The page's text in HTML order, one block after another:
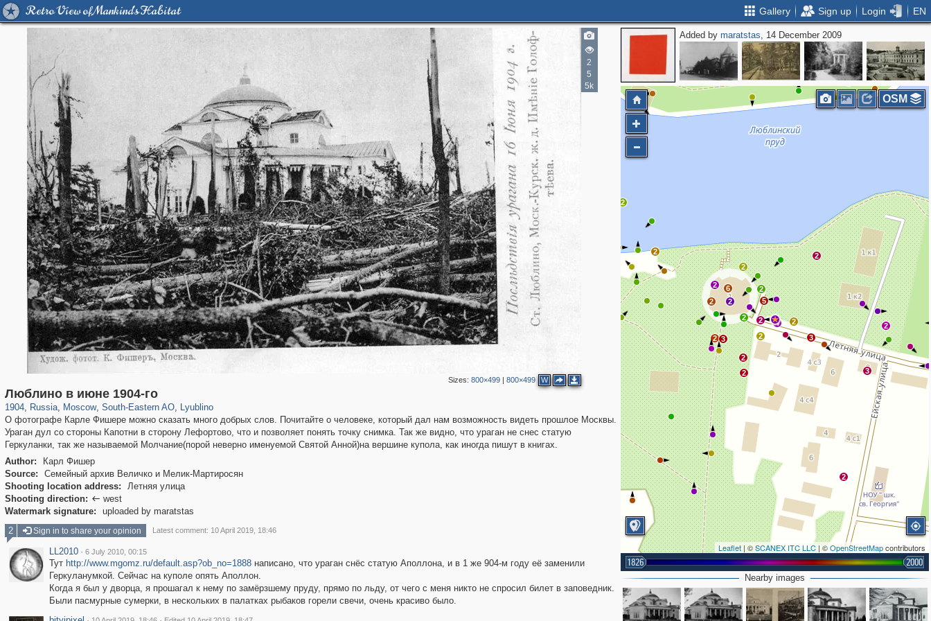
Retro View of Mankind's Habitat Gallery Sign up Login EN
2
5
5k
Sizes: 800×499| 800×499 W
Люблино в июне 1904-го
1904, Russia
1,406,257 29,243
, Moscow
319,779 8,286
, South-Eastern AO
11,379 197
, Lyublino
О фотографе Карле Фишере можно сказать много добрых слов. Почитайте о человеке, который дал нам возможность видеть прошлое Москвы.
Ураган дул со стороны Капотни в сторону Лефортово, что и позволяет понять точку снимка. Так же видно, что ураган не снес статую
Геркуланки, так же называемой Молчание(порой неверно именуемой Святой Анной)на вершине купола, как иногда пишут в книгах.
Author:
Карл Фишер
Source:
Семейный архив Величко и Мелик-Мартиросян
Shooting location address:
Летняя улица
Shooting direction:  west
Watermark signature:
uploaded by maratstas
Added bymaratstas, 14 December 2009
2
2
2
2
2 3
2
4
5
2
2
2
2
2 3
2
2 6
2
2
2
2
3
2
Leaflet | ©SCANEX ITC LLC | ©OpenStreetMapcontributors
1826 2000
OSM
Nearby images
2 Sign in to share your opinion Latest comment: 10 April 2019, 18:46
LL2010 · 6 July 2010, 00:15
Тут http://www.mgomz.ru/default.asp?ob_no=1888написано, что ураган снёс статую Аполлона, и в 1 же 904-м году её заменили
Геркуланумкой. Сейчас на куполе опять Аполлон.
Когда я был у дворца, я прошагал к нему по замёрзшему пруду, прямо по льду, от чего с меня никто не спросил билет в заповедник.
Были пасмурные сумерки, в нескольких в палатках рыбаков горели свечи, очень красиво было.